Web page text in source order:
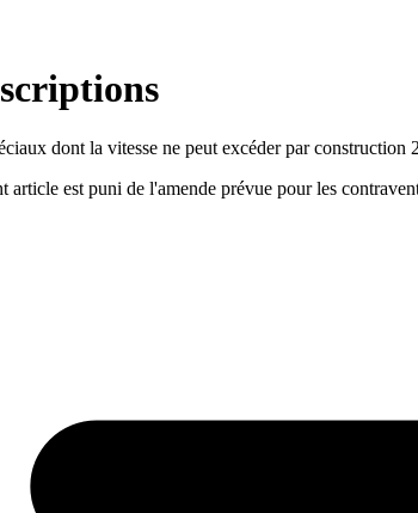
dont la vitesse ne peut excéder par construction
est puni de l'amende prévue pour les